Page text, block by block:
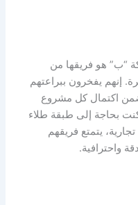
“ب” هو فريقها من
إنهم يفخرون ببراعتهم
اكتمال كل مشروع
بحاجة إلى طبقة طلاء
يتمتع فريقهم
واحترافية.